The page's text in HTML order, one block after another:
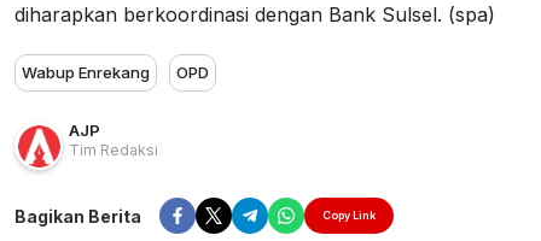
diharapkan berkoordinasi dengan Bank Sulsel. (spa)
Wabup Enrekang OPD
AJP
Tim Redaksi
Bagikan Berita Copy Link